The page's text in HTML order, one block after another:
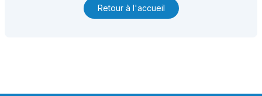
Retour à l'accueil